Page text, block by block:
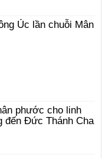
Úc lần chuỗi Mân
phước cho linh
đến Đức Thánh Cha